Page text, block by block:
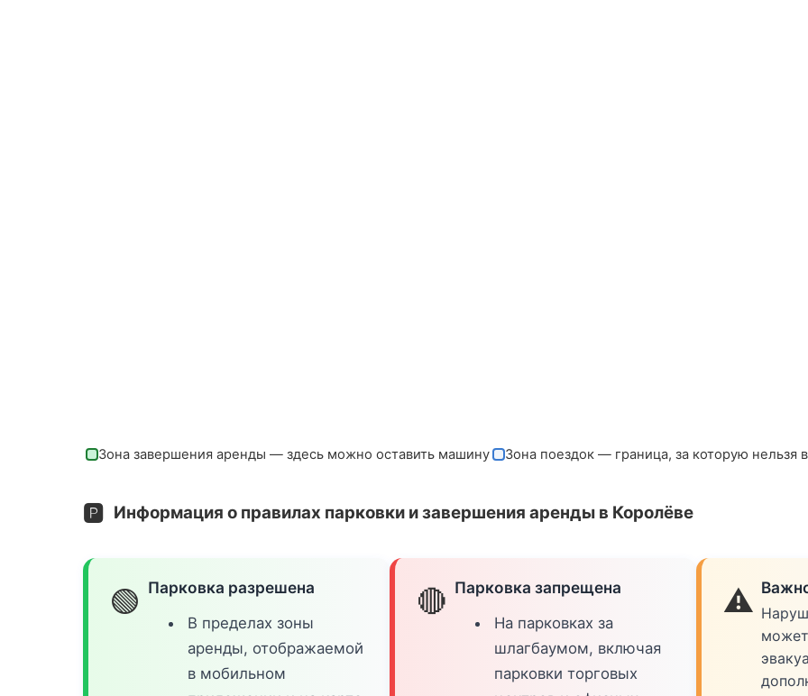
Зона завершения аренды — здесь можно оставить машину Зона поездок — граница, за которую нельзя
🅿️ Информация о правилах парковки и завершения аренды в Королёве
🟢 Парковка разрешена
В пределах зоны
аренды, отображаемой
в мобильном
🔴 Парковка запрещена
На парковках за
шлагбаумом, включая
парковки торговых
⚠️